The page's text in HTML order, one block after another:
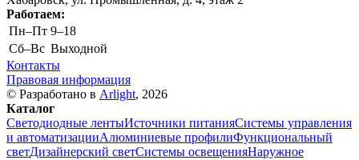
Работаем:
Пн–Пт 9–18
Cб–Вс Выходной
Контакты
Правовая информация
© Разработано в Arlight, 2026
Каталог
Светодиодные лентыИсточники питанияСистемы управления
и автоматизацииАлюминиевые профилиФункциональный
светДизайнерский светСистемы освещенияНаружное